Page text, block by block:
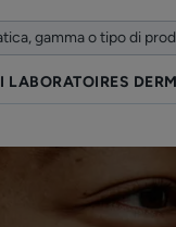
I LABORATOIRES